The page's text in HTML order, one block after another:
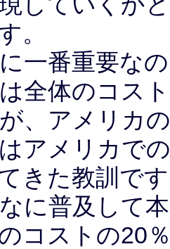
。
一番重要な
全体のコス
、アメリカ
アメリカで
きた教訓で
に普及して
コストの20